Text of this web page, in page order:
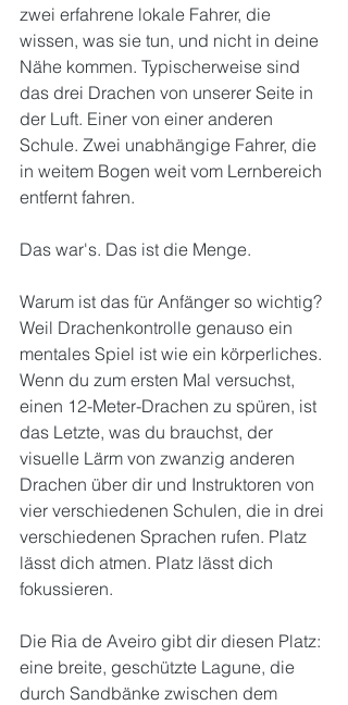
zwei erfahrene lokale Fahrer, die
wissen, was sie tun, und nicht in deine
Nähe kommen. Typischerweise sind
das drei Drachen von unserer Seite in
der Luft. Einer von einer anderen
Schule. Zwei unabhängige Fahrer, die
in weitem Bogen weit vom Lernbereich
entfernt fahren.
Das war's. Das ist die Menge.
Warum ist das für Anfänger so wichtig?
Weil Drachenkontrolle genauso ein
mentales Spiel ist wie ein körperliches.
Wenn du zum ersten Mal versuchst,
einen 12-Meter-Drachen zu spüren, ist
das Letzte, was du brauchst, der
visuelle Lärm von zwanzig anderen
Drachen über dir und Instruktoren von
vier verschiedenen Schulen, die in drei
verschiedenen Sprachen rufen. Platz
lässt dich atmen. Platz lässt dich
fokussieren.
Die Ria de Aveiro gibt dir diesen Platz:
eine breite, geschützte Lagune, die
durch Sandbänke zwischen dem